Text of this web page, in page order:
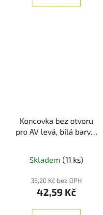
Koncovka bez otvoru
pro AV levá, bílá barva,
Skladem (11 ks)
35,20 Kč bez DPH
42,59 Kč